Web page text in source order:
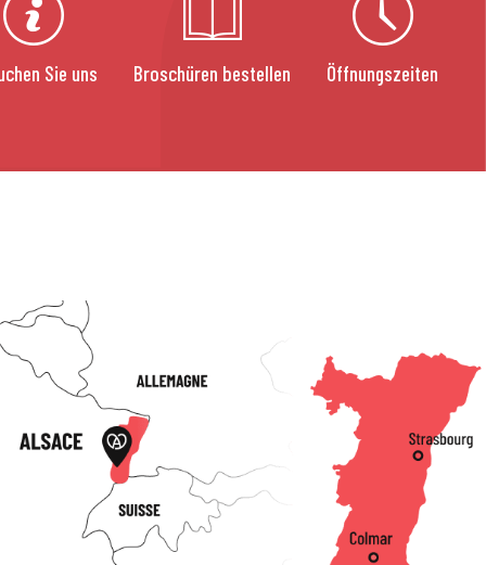
Sie uns Broschüren bestellen Öffnungszeiten